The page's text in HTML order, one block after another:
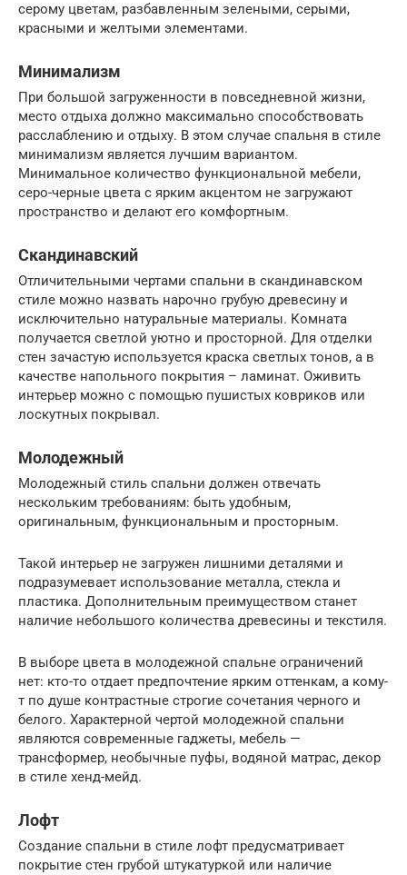
серому цветам, разбавленным зелеными, серыми,
красными и желтыми элементами.
Минимализм
При большой загруженности в повседневной жизни,
место отдыха должно максимально способствовать
расслаблению и отдыху. В этом случае спальня в стиле
минимализм является лучшим вариантом.
Минимальное количество функциональной мебели,
серо-черные цвета с ярким акцентом не загружают
пространство и делают его комфортным.
Скандинавский
Отличительными чертами спальни в скандинавском
стиле можно назвать нарочно грубую древесину и
исключительно натуральные материалы. Комната
получается светлой уютно и просторной. Для отделки
стен зачастую используется краска светлых тонов, а в
качестве напольного покрытия – ламинат. Оживить
интерьер можно с помощью пушистых ковриков или
лоскутных покрывал.
Молодежный
Молодежный стиль спальни должен отвечать
нескольким требованиям: быть удобным,
оригинальным, функциональным и просторным.
Такой интерьер не загружен лишними деталями и
подразумевает использование металла, стекла и
пластика. Дополнительным преимуществом станет
наличие небольшого количества древесины и текстиля.
В выборе цвета в молодежной спальне ограничений
нет: кто-то отдает предпочтение ярким оттенкам, а кому-
т по душе контрастные строгие сочетания черного и
белого. Характерной чертой молодежной спальни
являются современные гаджеты, мебель —
трансформер, необычные пуфы, водяной матрас, декор
в стиле хенд-мейд.
Лофт
Создание спальни в стиле лофт предусматривает
покрытие стен грубой штукатуркой или наличие